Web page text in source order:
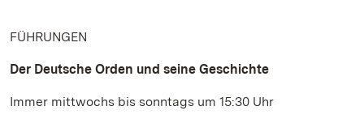
FÜHRUNGEN
Der Deutsche Orden und seine Geschichte
Immer mittwochs bis sonntags um 15:30 Uhr